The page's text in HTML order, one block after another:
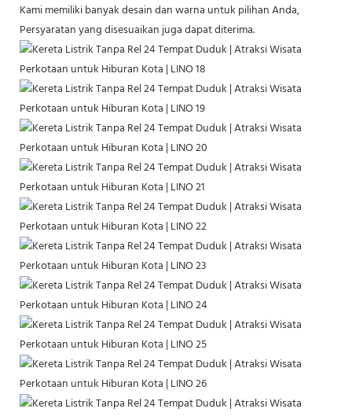
Kami memiliki banyak desain dan warna untuk pilihan Anda,
Persyaratan yang disesuaikan juga dapat diterima.